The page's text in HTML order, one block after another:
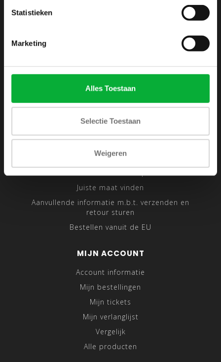
Statistieken
Marketing
Alles Toestaan
Selectie Toestaan
Weigeren
Disclaimer
Privacy Policy
Sitemap
Traveling Tailor
Juiste maat vinden
Aanvullende informatie m.b.t. verzenden en
retour sturen
Bestellen vanuit de EU
MIJN ACCOUNT
Account informatie
Mijn bestellingen
Mijn tickets
Mijn verlanglijst
Vergelijk
Alle producten